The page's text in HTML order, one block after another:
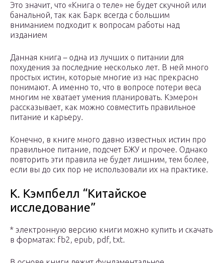
Это значит, что «Книга о теле» не будет скучной или
банальной, так как Барк всегда с большим
вниманием подходит к вопросам работы над
изданием
Данная книга – одна из лучших о питании для
похудения за последние несколько лет. В ней много
простых истин, которые многие из нас прекрасно
понимают. А именно то, что в вопросе потери веса
многим не хватает умения планировать. Кэмерон
рассказывает, как можно совместить правильное
питание и карьеру.
Конечно, в книге много давно известных истин про
правильное питание, подсчет БЖУ и прочее. Однако
повторить эти правила не будет лишним, тем более,
если вы до сих пор не использовали их на практике.
К. Кэмпбелл “Китайское
исследование”
* электронную версию книги можно купить и скачать
в форматах: fb2, epub, pdf, txt.